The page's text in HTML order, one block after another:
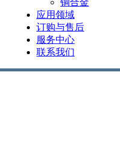
铜合金
应用领域
订购与售后
服务中心
联系我们